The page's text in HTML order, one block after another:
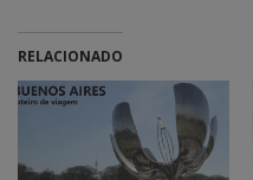
RELACIONADO